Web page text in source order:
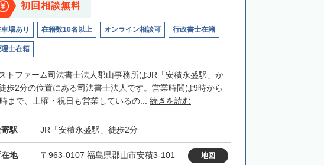
初回相談無料
場あり 在籍数10名以上 オンライン相談可 行政書士在籍
士在籍
トファーム司法書士法人郡山事務所はJR「安積永盛駅」か
歩2分の位置にある司法書士法人です。営業時間は9時から
まで、土曜・祝日も営業しているの... 続きを読む
駅 JR「安積永盛駅」徒歩2分
在地 〒963-0107 福島県郡山市安積3-101 地図